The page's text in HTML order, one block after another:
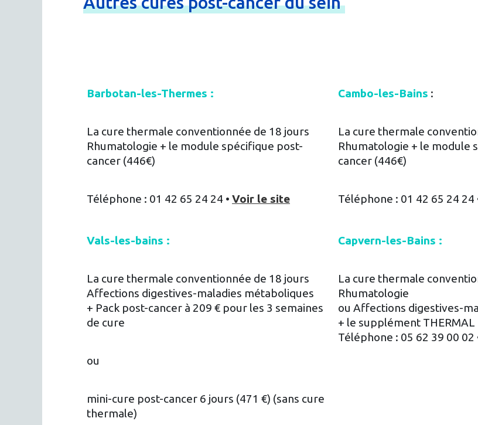
Barbotan-les-Thermes :
La cure thermale conventionnée de 18 jours
Rhumatologie + le module spécifique post-
cancer (446€)
Téléphone : 01 42 65 24 24 • Voir le site
Cambo-les-Bains :
La cure thermale
Rhumatologie + le module
cancer (446€)
Téléphone : 01 42 65 24 24
Vals-les-bains :
La cure thermale conventionnée de 18 jours
Affections digestives-maladies métaboliques
+ Pack post-cancer à 209 € pour les 3 semaines
de cure
ou
mini-cure post-cancer 6 jours (471 €) (sans cure
thermale)
Capvern-les-Bains :
La cure thermale
Rhumatologie
ou Affections digestives-
+ le supplément
Téléphone : 05 62 39 00 02